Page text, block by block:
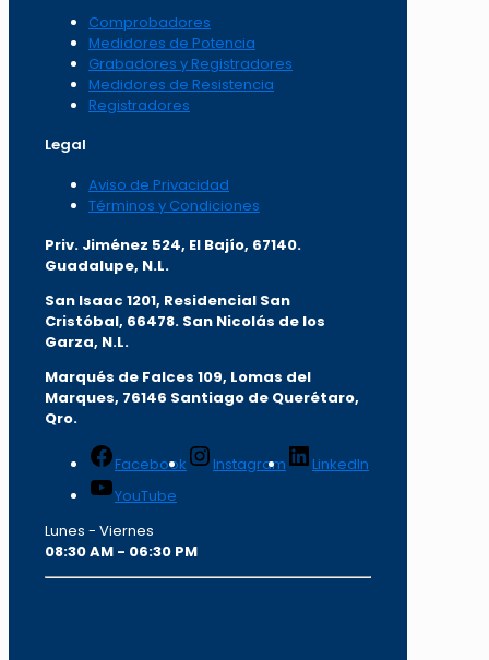
Comprobadores
Medidores de Potencia
Grabadores y Registradores
Medidores de Resistencia
Registradores
Legal
Aviso de Privacidad
Términos y Condiciones
Priv. Jiménez 524, El Bajío, 67140.
Guadalupe, N.L.
San Isaac 1201, Residencial San
Cristóbal, 66478. San Nicolás de los
Garza, N.L.
Marqués de Falces 109, Lomas del
Marques, 76146 Santiago de Querétaro,
Qro.
Facebook Instagram
LinkedIn
YouTube
Lunes - Viernes
08:30 AM - 06:30 PM